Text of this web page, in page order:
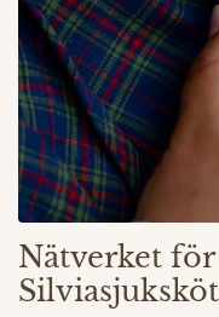
Nätverket